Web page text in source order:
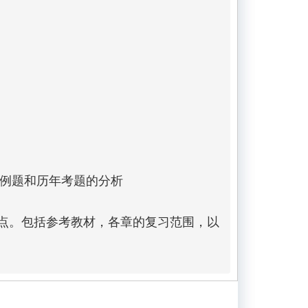
题和历年考题的分析
。包括参考教材，各章的复习范围，以